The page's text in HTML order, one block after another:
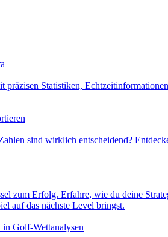
Statistiken,
sind wirklich entscheidend?
zum Erfolg. Erfahre, wie du deine
auf das nächste Level bringst.
in Golf-Wettanalysen